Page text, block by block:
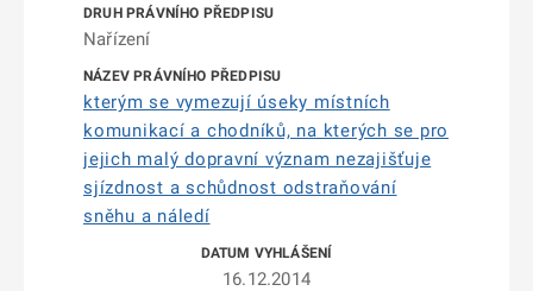
Nařízení
kterým se vymezují úseky místních
komunikací a chodníků, na kterých se pro
jejich malý dopravní význam nezajišťuje
sjízdnost a schůdnost odstraňování
sněhu a náledí
16.12.2014